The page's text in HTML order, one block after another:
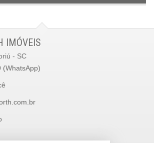
IMÓVEIS
- SC
(WhatsApp)